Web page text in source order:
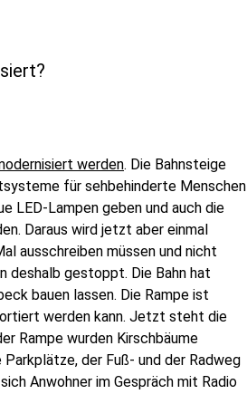
werden. Die Bahnsteige
für sehbehinderte Menschen
LED-Lampen geben und auch die
Daraus wird jetzt aber einmal
ausschreiben müssen und nicht
deshalb gestoppt. Die Bahn hat
bauen lassen. Die Rampe ist
werden kann. Jetzt steht die
Rampe wurden Kirschbäume
der Fuß- und der Radweg
Anwohner im Gespräch mit Radio